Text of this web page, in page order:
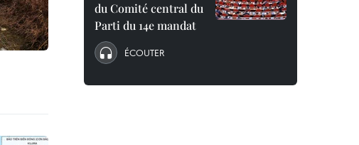
du Comité central du
Parti du 14e mandat
ÉCOUTER